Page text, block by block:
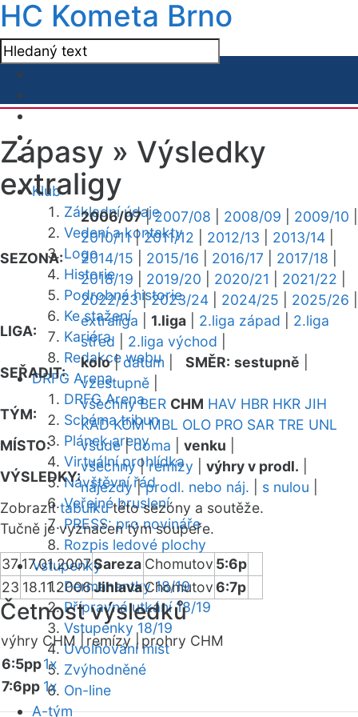
HC Kometa Brno
Klub
Základní údaje
Vedení a kontakty
Logo
Historie
Podrobná historie
Ke stažení
Kariéra
Redakce webu
DRFG Arena
DRFG Arena
Schéma tribun
Plánek areny
Virtuální prohlídka
Návštěvní řád
Veřejné bruslení
PRESS: pro novináře
Rozpis ledové plochy
Vstupenky
Permanentky 18/19
Přípravná utkání 18/19
Vstupenky 18/19
Uvolňování míst
Zvýhodněné
On-line
A-tým
Zápasy » Výsledky
extraligy
SEZONA:
2006/07|2007/08 2008/09 2009/10
2010/11|2011/12 2012/13 2013/14
2014/15
2015/16 2016/17 2017/18
2018/19
2019/20 2020/21 2021/22
2022/23|2023/24 2024/25 2025/26
LIGA:
extraliga 1.liga 2.liga západ
2.liga
střed
2.liga východ
SEŘADIT:
kolo|datum SMĚR: sestupně
vzestupně
TÝM:
všechny BER CHM HAV HBR HKR JIH
KAD KOM MBL OLO PRO SAR TRE UNL
MÍSTO:
všude|doma venku
VÝSLEDKY:
všechny|remízy výhry v prodl.
nájezdy|prodl. nebo náj. s nulou
Zobrazittabulkutéto sezóny a soutěže.
Tučně je vyznačen tým soupeře.
3717.01.2007Sareza Chomutov 5:6p
23 18.11.2006JihlavaChomutov6:7p
Četnost výsledků
výhry CHM | remízy |prohry CHM
6:5pp1x
7:6pp 1x